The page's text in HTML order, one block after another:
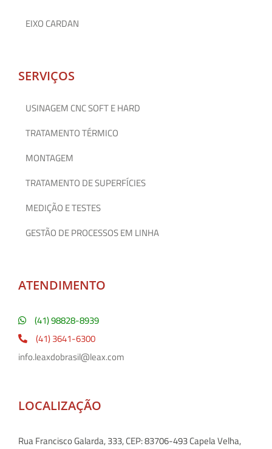
EIXO CARDAN
SERVIÇOS
USINAGEM CNC SOFT E HARD
TRATAMENTO TÉRMICO
MONTAGEM
TRATAMENTO DE SUPERFÍCIES
MEDIÇÃO E TESTES
GESTÃO DE PROCESSOS EM LINHA
ATENDIMENTO
(41) 98828-8939
(41) 3641-6300
info.leaxdobrasil@leax.com
LOCALIZAÇÃO
Rua Francisco Galarda, 333, CEP: 83706-493 Capela Velha,